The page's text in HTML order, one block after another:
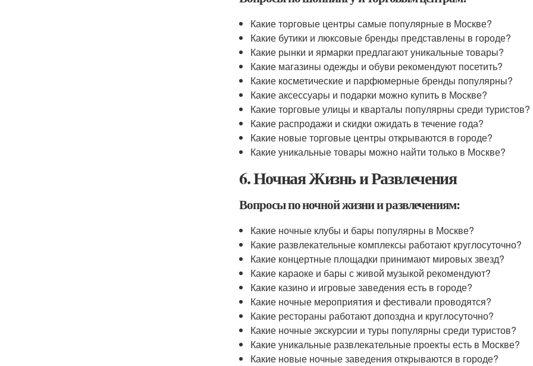
Какие торговые центры самые популярные в Москве?
Какие бутики и люксовые бренды представлены в городе?
Какие рынки и ярмарки предлагают уникальные товары?
Какие магазины одежды и обуви рекомендуют посетить?
Какие косметические и парфюмерные бренды популярны?
Какие аксессуары и подарки можно купить в Москве?
Какие торговые улицы и кварталы популярны среди туристов?
Какие распродажи и скидки ожидать в течение года?
Какие новые торговые центры открываются в городе?
Какие уникальные товары можно найти только в Москве?
6. Ночная Жизнь и Развлечения
Вопросы по ночной жизни и развлечениям:
Какие ночные клубы и бары популярны в Москве?
Какие развлекательные комплексы работают круглосуточно?
Какие концертные площадки принимают мировых звезд?
Какие караоке и бары с живой музыкой рекомендуют?
Какие казино и игровые заведения есть в городе?
Какие ночные мероприятия и фестивали проводятся?
Какие рестораны работают допоздна и круглосуточно?
Какие ночные экскурсии и туры популярны среди туристов?
Какие уникальные развлекательные проекты есть в Москве?
Какие новые ночные заведения открываются в городе?